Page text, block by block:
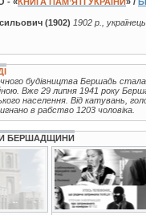
(1902) 1902 р.,
будівництва Бершадь
Вже 29 липня 1941 року
населення. Від катувань,
в рабство 1203 чоловіка.
БЕРШАДЩИНИ